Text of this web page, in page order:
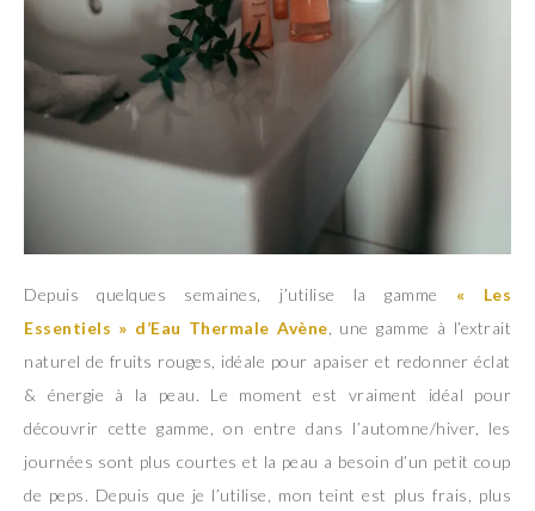
Depuis quelques semaines, j’utilise la gamme « Les
Essentiels » d’Eau Thermale Avène , une gamme à l’extrait
naturel de fruits rouges, idéale pour apaiser et redonner éclat
& énergie à la peau. Le moment est vraiment idéal pour
découvrir cette gamme, on entre dans l’automne/hiver, les
journées sont plus courtes et la peau a besoin d’un petit coup
de peps. Depuis que je l’utilise, mon teint est plus frais, plus